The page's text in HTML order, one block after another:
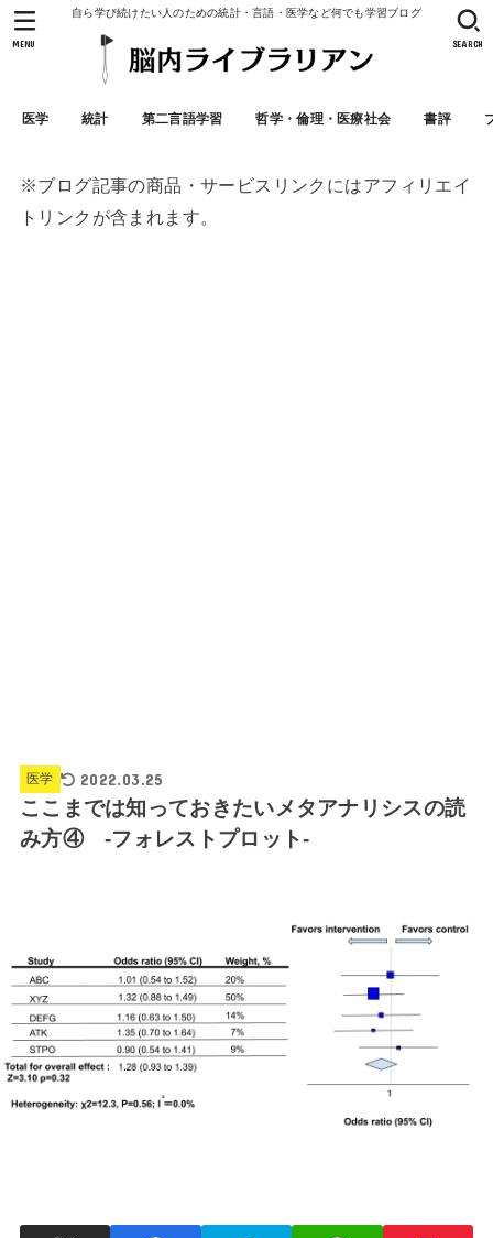
自ら学び続けたい人のための統計・言語・医学など何でも学習ブログ
医学 統計 第二言語学習 哲学・倫理・医療社会 書評
SEARCH
MENU
※ブログ記事の商品・サービスリンクにはアフィリエイ
トリンクが含まれます。
医学 2022.03.25
ここまでは知っておきたいメタアナリシスの読
み方④ -フォレストプロット-